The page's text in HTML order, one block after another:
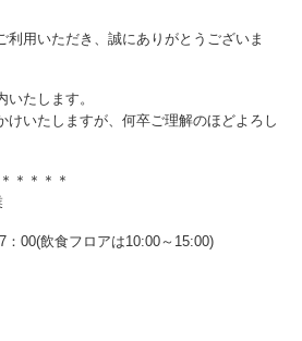
利用いただき、誠にありがとうございま
たします。
けいたしますが、何卒ご理解のほどよろし
＊＊＊＊
： 00(飲食フロアは10:00～ 15:00)